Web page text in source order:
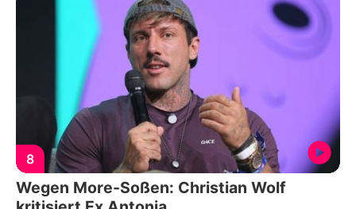
8
Wegen More-Soßen: Christian Wolf